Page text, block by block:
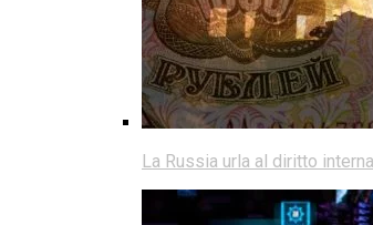
La Russia urla al diritto